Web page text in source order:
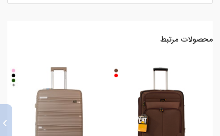
محصولات مرتبط
›